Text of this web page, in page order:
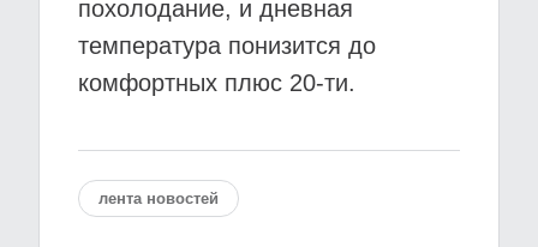
похолодание, и дневная
температура понизится до
комфортных плюс 20-ти.
лента новостей